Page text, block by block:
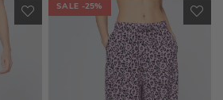
ZUR
WUNSCHLISTE
HINZUFÜGEN
SALE -25%